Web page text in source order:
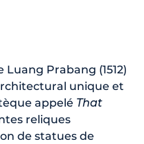
Luang Prabang (1512)
unique et
appelé That
reliques
de statues de